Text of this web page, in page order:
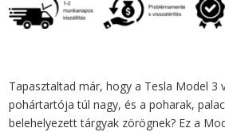
hoz
mennyiség
Tapasztaltad már, hogy a Tesla Model 3
pohártartója túl nagy, és a poharak,
belehelyezett tárgyak zörögnek? Ez a